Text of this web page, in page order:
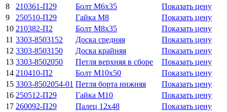
8
210361-П29 Болт М6х35
Показать цену
9
250510-П29 Гайка М8
Показать цену
10 210382-П2 Болт М8х35
Показать цену
11 3303-8503152 Доска средняя
Показать цену
12 3303-8503150 Доска крайняя
Показать цену
13 3303-8502050 Петля верхняя в сборе
Показать цену
14 210410-П2 Болт М10х50
Показать цену
15 3303-8502054-01 Петля борта нижняя
Показать цену
16 250512-П29 Гайка М10
Показать цену
17 260092-П29 Палец 12x48
Показать цену